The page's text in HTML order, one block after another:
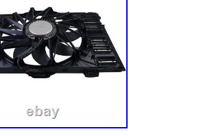
produire à cause du
la partie nord de Chypre.
c75a54df0 c6f52b40f
c11fd9792 c45cdf7af
cdf8fd263 cee86671d
cc14d809c. Vaste gamme
de voiture. Toujours plus